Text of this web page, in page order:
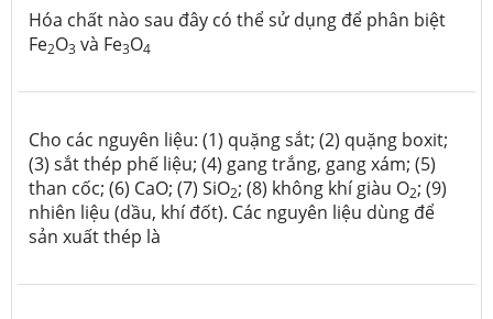
Hóa chất nào sau đây có thể sử dụng để phân biệt
Fe2O3 và Fe3O4
Cho các nguyên liệu: (1) quặng sắt; (2) quặng boxit;
(3) sắt thép phế liệu; (4) gang trắng, gang xám; (5)
than cốc; (6) CaO; (7) SiO2; (8) không khí giàu O2; (9)
nhiên liệu (dầu, khí đốt). Các nguyên liệu dùng để
sản xuất thép là